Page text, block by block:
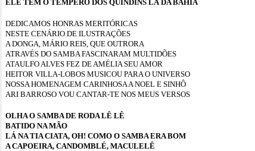
ELE TEM O TEMPERO DOS QUINDINS LÁ DA BAHIA
DEDICAMOS HONRAS MERITÓRICAS
NESTE CENÁRIO DE ILUSTRAÇÕES
A DONGA, MÁRIO REIS, QUE OUTRORA
ATRAVÉS DO SAMBA FASCINARAM MULTIDÕES
ATAULFO ALVES FEZ DE AMÉLIA SEU AMOR
HEITOR VILLA-LOBOS MUSICOU PARA O UNIVERSO
NOSSA HOMENAGEM CARINHOSA A NOEL E SINHÔ
ARI BARROSO VOU CANTAR-TE NOS MEUS VERSOS
OLHA O SAMBA DE RODA LÊ LÊ
BATIDO NA MÃO
LÁ NA TIA CIATA, OH! COMO O SAMBA ERA BOM
A CAPOEIRA, CANDOMBLÉ, MACULELÊ